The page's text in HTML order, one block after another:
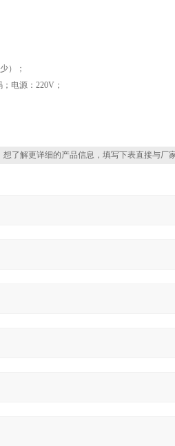
）；
电源：220V；
想了解更详细的产品信息，填写下表直接与厂